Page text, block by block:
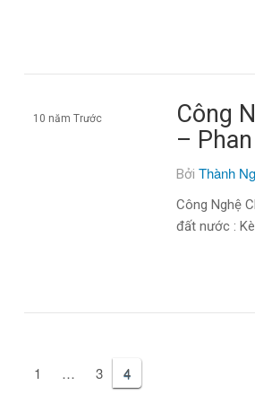
Công
–
10 năm Trước
Bởi Thành
Công Nghệ
đất nước :
1 … 3 4